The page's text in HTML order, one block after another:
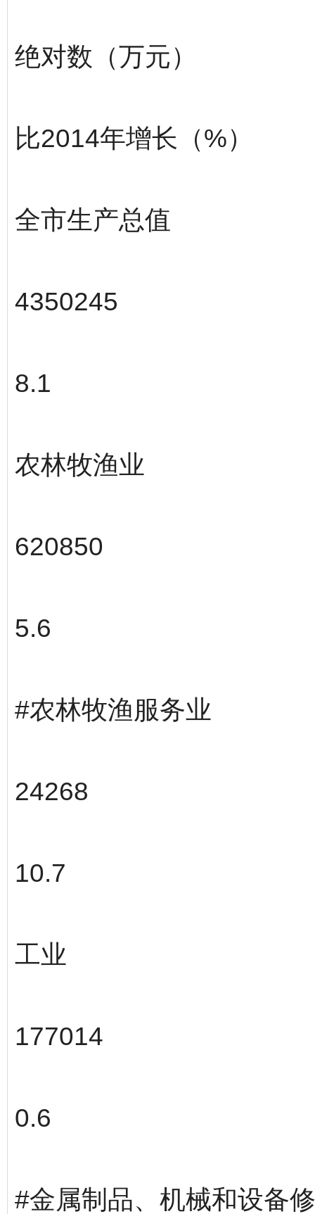
绝对数（万元）
比2014年增长（%）
全市生产总值
4350245
8.1
农林牧渔业
620850
5.6
#农林牧渔服务业
24268
10.7
工业
177014
0.6
#金属制品、机械和设备